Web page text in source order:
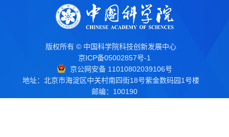
版权所有 © 中国科学院科技创新发展中心
京ICP备05002857号-1
京公网安备 11010802039106号
地址：北京市海淀区中关村南四街18号紫金数码园1号楼
邮编：100190